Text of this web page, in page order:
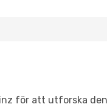
för att utforska